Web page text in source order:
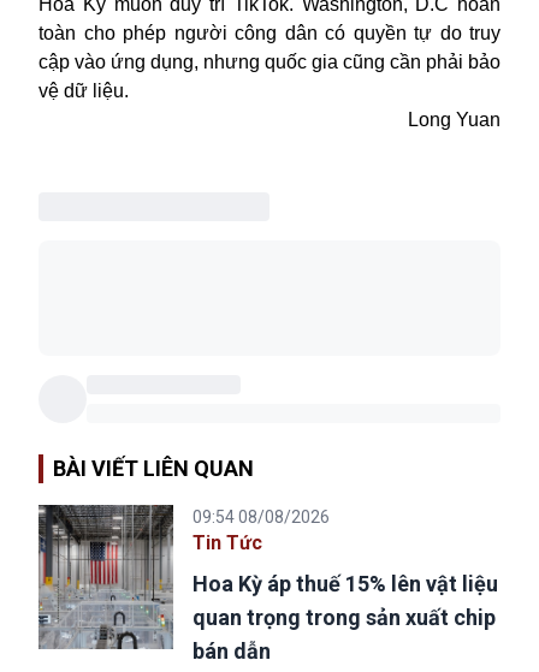
Hoa Kỳ muốn duy trì TikTok. Washington, D.C hoàn
toàn cho phép người công dân có quyền tự do truy
cập vào ứng dụng, nhưng quốc gia cũng cần phải bảo
vệ dữ liệu.
Long Yuan
BÀI VIẾT LIÊN QUAN
09:54 08/08/2026
Tin Tức
Hoa Kỳ áp thuế 15% lên vật liệu
quan trọng trong sản xuất chip
bán dẫn